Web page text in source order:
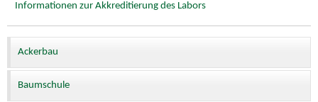
Informationen zur Akkreditierung des Labors
Ackerbau
Baumschule